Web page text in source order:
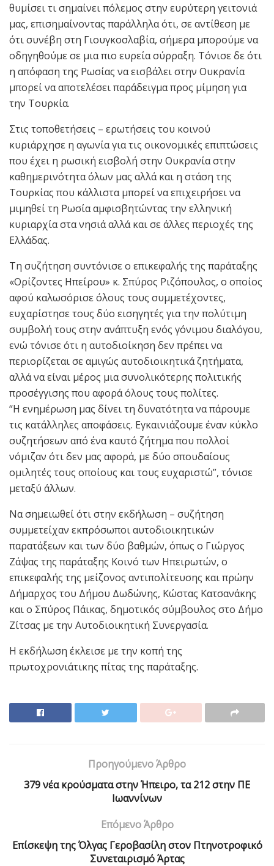
θυμίσει τι σημαίνει πόλεμος στην ευρύτερη γειτονιά
μας, επισημαίνοντας παράλληλα ότι, σε αντίθεση με
ότι συνέβη στη Γιουγκοσλαβία, σήμερα μπορούμε να
οδηγηθούμε σε μια πιο ευρεία σύρραξη. Τόνισε δε ότι
η απόφαση της Ρωσίας να εισβάλει στην Ουκρανία
μπορεί να αποτελέσει παράδειγμα προς μίμηση για
την Τουρκία.
Στις τοποθετήσεις – ερωτήσεις του κοινού
κυριάρχησε η αγωνία για τις οικονομικές επιπτώσεις
που έχει η ρωσική εισβολή στην Ουκρανία στην
καθημερινότητα όλων μας αλλά και η στάση της
Τουρκίας που κάλλιστα μπορεί να επιχειρήσει να
μιμηθεί τη Ρωσία αμφισβητώντας την ελληνική
κυριαρχία στα νησιά αλλά και σε άλλες περιοχές της
Ελλάδας.
Τη συζήτηση συντόνισε ο επικεφαλής της παράταξης
«Ορίζοντες Ηπείρου» κ. Σπύρος Ριζόπουλος, ο οποίος
αφού καλωσόρισε όλους τους συμμετέχοντες,
ευχαρίστησε τους δύο εισηγητές για την πολύτιμη
συμβολή τους στην ανάπτυξη ενός γόνιμου διαλόγου,
ενώ τόνισε ότι η αυτοδιοίκηση δεν πρέπει να
περιορίζεται σε αμιγώς αυτοδιοικητικά ζητήματα,
αλλά να είναι μέρος μια συνολικότερης πολιτικής
προσέγγισης που αφορά όλους τους πολίτες.
“Η ενημέρωση μας δίνει τη δυνατότητα να πάρουμε
τις κατάλληλες αποφάσεις. Εγκαινιάζουμε έναν κύκλο
συζητήσεων από ένα καυτό ζήτημα που πολλοί
νόμιζαν ότι δεν μας αφορά, με δύο σπουδαίους
ομιλητές τους οποίους και τους ευχαριστώ”, τόνισε
μεταξύ άλλων.
Να σημειωθεί ότι στην εκδήλωση – συζήτηση
συμμετείχαν εκπρόσωποι αυτοδιοικητικών
παρατάξεων και των δύο βαθμών, όπως ο Γιώργος
Ζάψας της παράταξης Κοινό των Ηπειρωτών, ο
επικεφαλής της μείζονος αντιπολίτευσης και πρώην
Δήμαρχος του Δήμου Δωδώνης, Κώστας Κατσανάκης
και ο Σπύρος Πάικας, δημοτικός σύμβουλος στο Δήμο
Ζίτσας με την Αυτοδιοικητική Συνεργασία.
Η εκδήλωση έκλεισε με την κοπή της
πρωτοχρονιάτικης πίτας της παράταξης.
Προηγούμενο Άρθρο
379 νέα κρούσματα στην Ήπειρο, τα 212 στην ΠΕ
Ιωαννίνων
Επόμενο Άρθρο
Επίσκεψη της Όλγας Γεροβασίλη στον Πτηνοτροφικό
Συνεταιρισμό Άρτας